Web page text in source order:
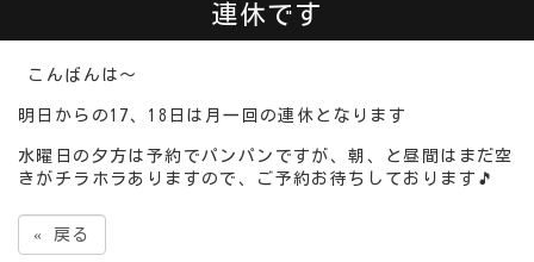
連休です
こんばんは～
明日からの17、18日は月一回の連休となります
水曜日の夕方は予約でパンパンですが、朝、と昼間はまだ空
きがチラホラありますので、ご予約お待ちしております🎵
« 戻る